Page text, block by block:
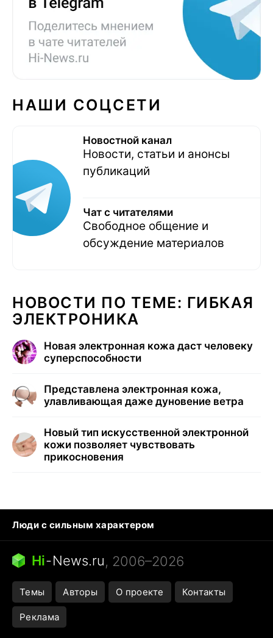
НАШИ СОЦСЕТИ
Новостной канал
Новости, статьи и анонсы
публикаций
Чат с читателями
Свободное общение и
обсуждение материалов
НОВОСТИ ПО ТЕМЕ: ГИБКАЯ
ЭЛЕКТРОНИКА
Новая электронная кожа даст человеку
суперспособности
Представлена электронная кожа,
улавливающая даже дуновение ветра
Новый тип искусственной электронной
кожи позволяет чувствовать
прикосновения
Люди с сильным характером
Кошка писает на кровать
Тунцы в океанариуме
Ядовитые пауки России
Города в ядерной войне
Открытие в Google Maps
Hi-News.ru, 2006–2026
Темы Авторы О проекте Контакты
Реклама